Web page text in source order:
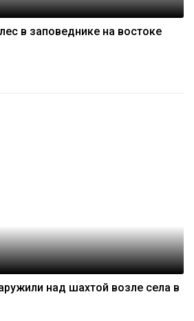
в заповеднике на востоке
над шахтой возле села в